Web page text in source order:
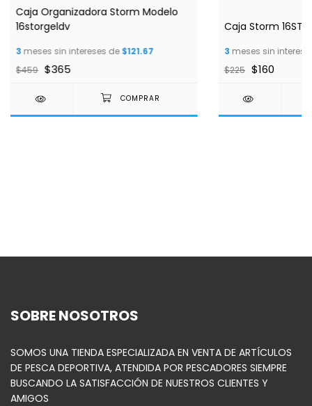
Caja Organizadora Storm Modelo
16storgeldv
3 meses sin intereses de$121.67
$459 $365
Caja Storm
3 meses sin
$225 $160
SOBRE NOSOTROS
SOMOS UNA TIENDA ESPECIALIZADA EN VENTA DE ARTÍCULOS
DE PESCA DEPORTIVA, ATENDIDA POR PESCADORES SIEMPRE
BUSCANDO LA SATISFACCIÓN DE NUESTROS CLIENTES Y
AMIGOS